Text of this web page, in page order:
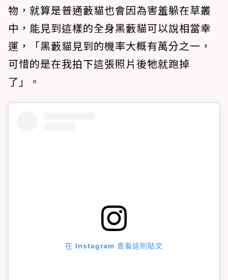
物，就算是普通藪貓也會因為害羞躲在草叢
中，能見到這樣的全身黑藪貓可以說相當幸
運，「黑藪貓見到的機率大概有萬分之一，
可惜的是在我拍下這張照片後牠就跑掉
了」。
在 Instagram 查看這則貼文